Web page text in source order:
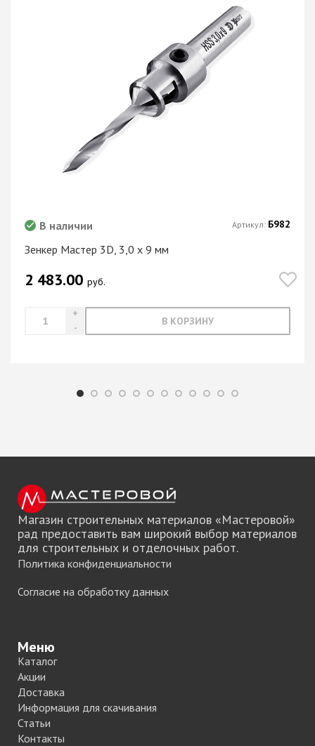
Зенкер Мастер 3D, 3,0 х 9 мм
В наличии
2 483.00 руб.
В КОРЗИНУ
Артикул: Б982
Магазин строительных материалов «Мастеровой»
рад предоставить вам широкий выбор материалов
для строительных и отделочных работ.
Политика конфиденциальности
Согласие на обработку данных
Меню
Каталог
Акции
Доставка
Информация для скачивания
Статьи
Контакты